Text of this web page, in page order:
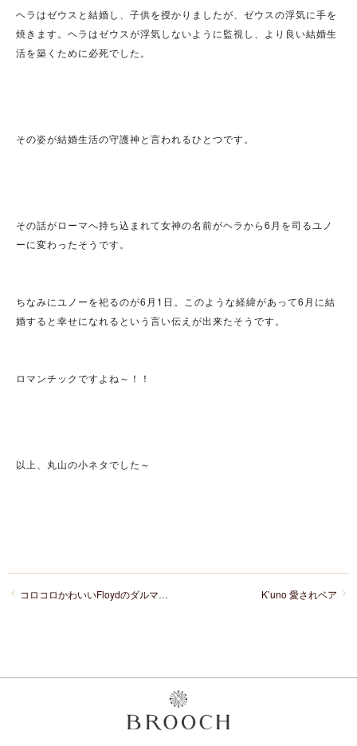
ヘラはゼウスと結婚し、子供を授かりましたが、ゼウスの浮気に手を
焼きます。ヘラはゼウスが浮気しないように監視し、より良い結婚生
活を築くために必死でした。
その姿が結婚生活の守護神と言われるひとつです。
その話がローマへ持ち込まれて女神の名前がヘラから6月を司るユノ
ーに変わったそうです。
ちなみにユノーを祀るのが6月1日。このような経緯があって6月に結
婚すると幸せになれるという言い伝えが出来たそうです。
ロマンチックですよね～！！
以上、丸山の小ネタでした～
K’uno 愛されベア
コロコロかわいいFloydのダルマグラス